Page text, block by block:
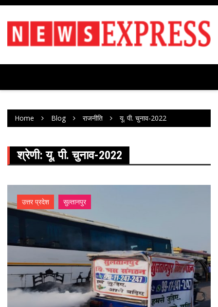
Skip
content
Home Blog राजनीति यू. पी. चुनाव-2022
श्रेणी:यू. पी. चुनाव-2022
उत्तर प्रदेश सुल्तानपुर